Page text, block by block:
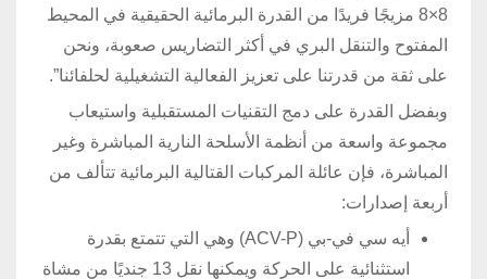
8×8 مزيجًا فريدًا من القدرة البرمائية الحقيقية في المحيط
المفتوح والتنقل البري في أكثر التضاريس صعوبة، ونحن
على ثقة من قدرتنا على تعزيز الفعالية التشغيلية لحلفائنا”.
وبفضل القدرة على دمج التقنيات المستقبلية واستيعاب
مجموعة واسعة من أنظمة الأسلحة النارية المباشرة وغير
المباشرة، فإن عائلة المركبات القتالية البرمائية تتألف من
أربعة إصدارات:
أيه سي في-بي (ACV-P) وهي التي تتمتع بقدرة
استثنائية على الحركة ويمكنها نقل 13 جنديًا من مشاة